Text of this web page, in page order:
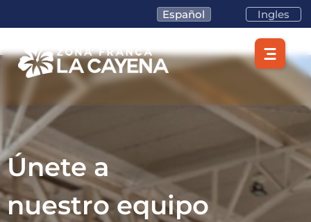
Español Ingles
Únete a
nuestro equipo